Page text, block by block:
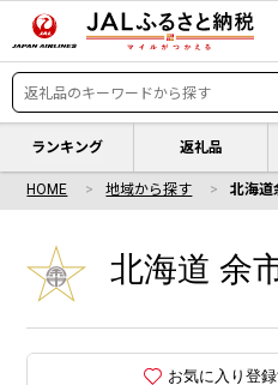
ランキング 返礼品
HOME 地域から探す 北海道
北海道 余
お気に入り登